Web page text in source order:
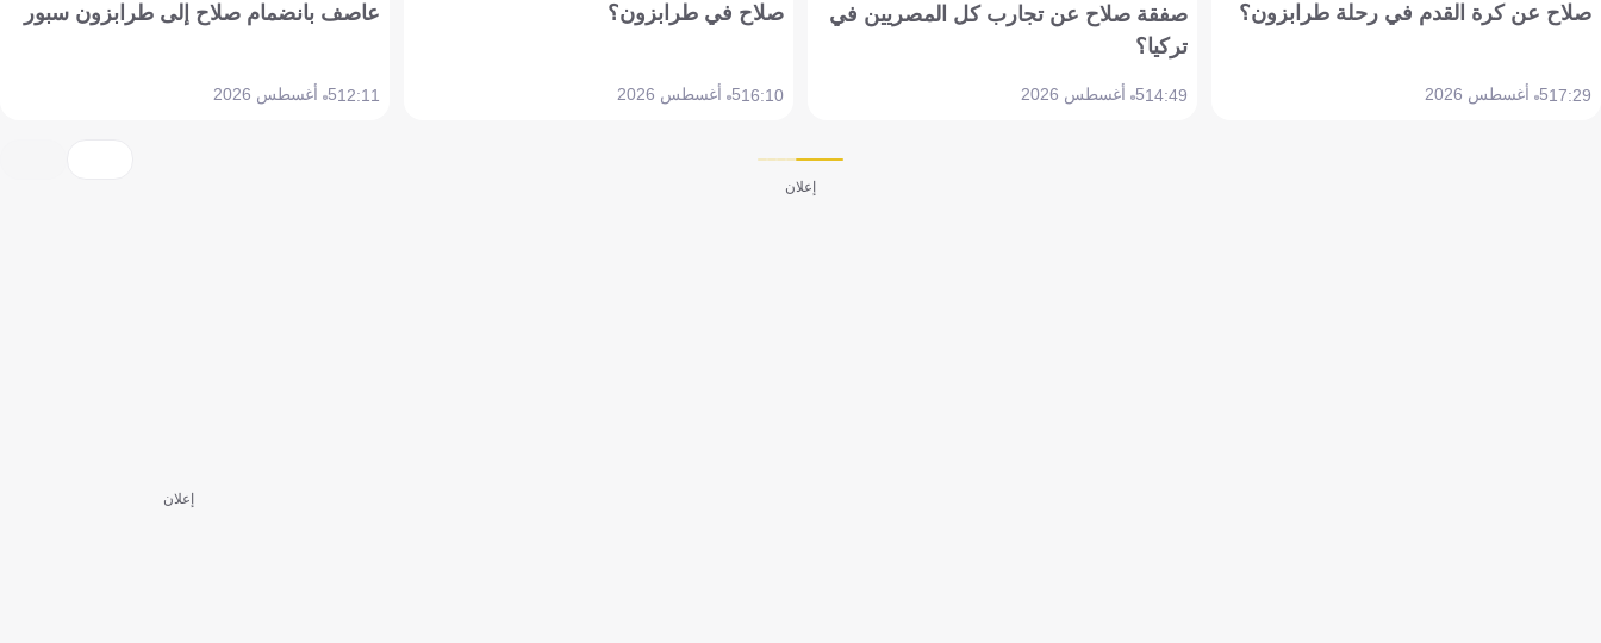
صلاح عن كرة القدم في رحلة طرابزون؟
17:295 أغسطس 2026
صفقة صلاح عن تجارب كل المصريين في
تركيا؟
14:495 أغسطس 2026
صلاح في طرابزون؟
16:105 أغسطس 2026
عاصف بانضمام صلاح إلى طرابزون سبور
12:115 أغسطس 2026
إعلان
إعلان